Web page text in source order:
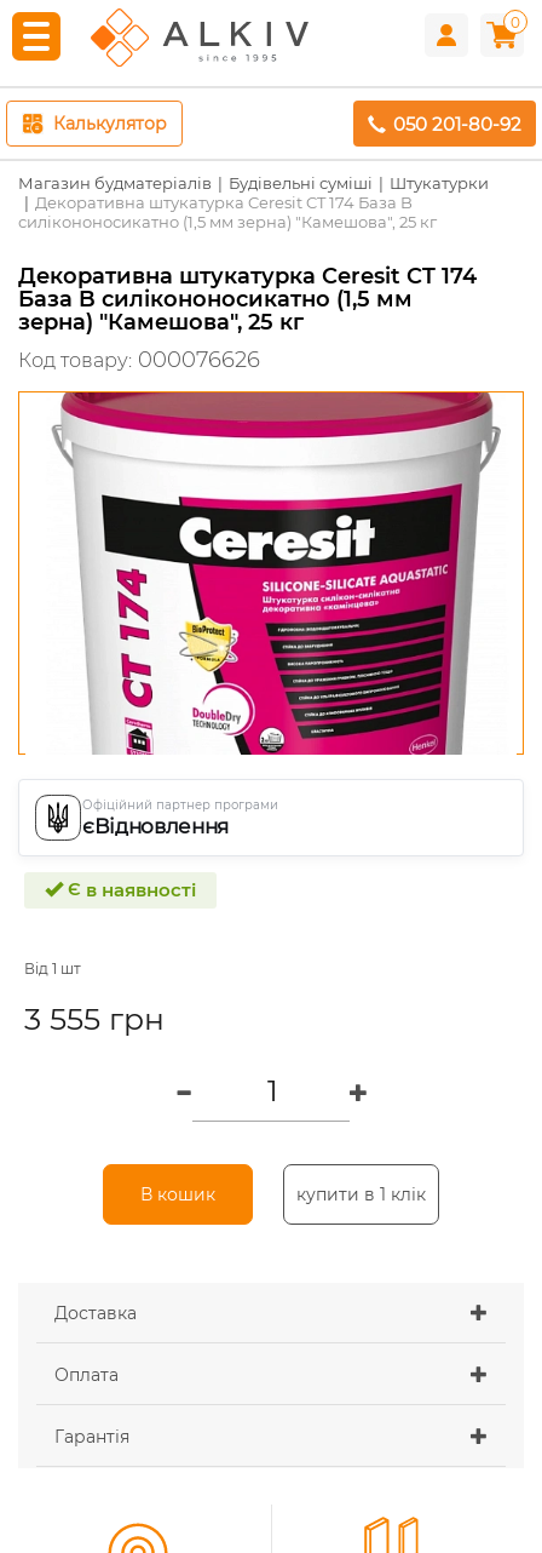
0
Калькулятор 050 201-80-92
Магазин будматеріалів Будівельні суміші
Штукатурки
Декоративна штукатурка Ceresit CT 174 База B
силікононосикатно (1,5 мм зерна) "Камешова", 25 кг
Декоративна штукатурка Ceresit CT 174
База B силікононосикатно (1,5 мм
зерна) "Камешова", 25 кг
Код товару: 000076626
Офіційний партнер програми
єВідновлення
Є в наявності
Від 1 шт
3 555 грн
В кошик купити в 1 клік
Доставка
Оплата
Гарантія